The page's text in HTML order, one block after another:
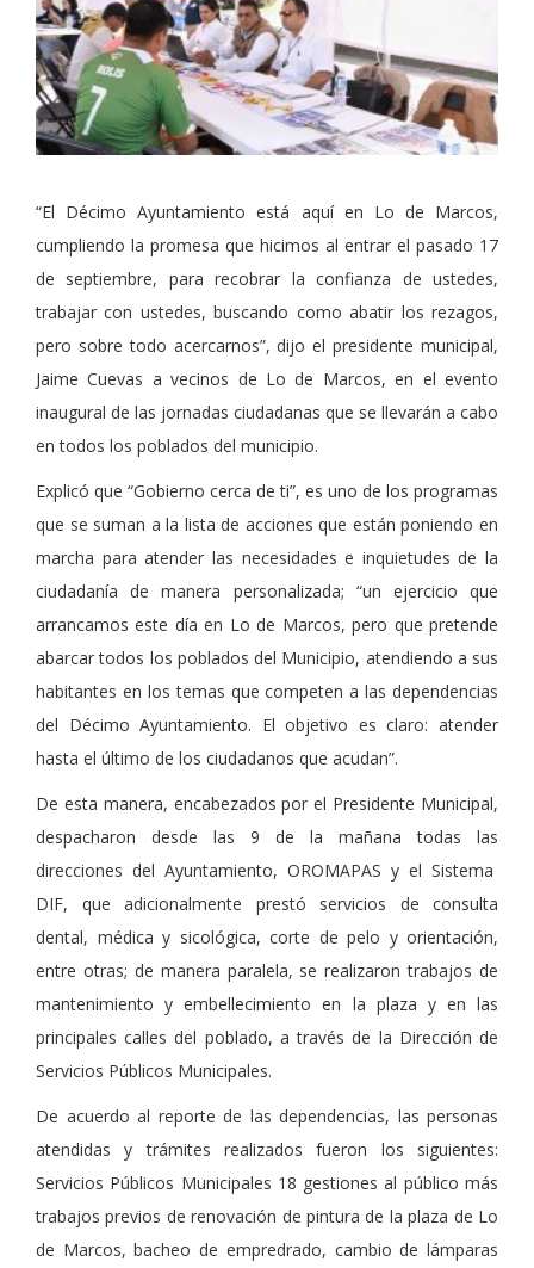
“El Décimo Ayuntamiento está aquí en Lo de Marcos,
cumpliendo la promesa que hicimos al entrar el pasado 17
de septiembre, para recobrar la confianza de ustedes,
trabajar con ustedes, buscando como abatir los rezagos,
pero sobre todo acercarnos”, dijo el presidente municipal,
Jaime Cuevas a vecinos de Lo de Marcos, en el evento
inaugural de las jornadas ciudadanas que se llevarán a cabo
en todos los poblados del municipio.
Explicó que “Gobierno cerca de ti”, es uno de los programas
que se suman a la lista de acciones que están poniendo en
marcha para atender las necesidades e inquietudes de la
ciudadanía de manera personalizada; “un ejercicio que
arrancamos este día en Lo de Marcos, pero que pretende
abarcar todos los poblados del Municipio, atendiendo a sus
habitantes en los temas que competen a las dependencias
del Décimo Ayuntamiento. El objetivo es claro: atender
hasta el último de los ciudadanos que acudan”.
De esta manera, encabezados por el Presidente Municipal,
despacharon desde las 9 de la mañana todas las
direcciones del Ayuntamiento, OROMAPAS y el Sistema
DIF, que adicionalmente prestó servicios de consulta
dental, médica y sicológica, corte de pelo y orientación,
entre otras; de manera paralela, se realizaron trabajos de
mantenimiento y embellecimiento en la plaza y en las
principales calles del poblado, a través de la Dirección de
Servicios Públicos Municipales.
De acuerdo al reporte de las dependencias, las personas
atendidas y trámites realizados fueron los siguientes:
Servicios Públicos Municipales 18 gestiones al público más
trabajos previos de renovación de pintura de la plaza de Lo
de Marcos, bacheo de empredrado, cambio de lámparas